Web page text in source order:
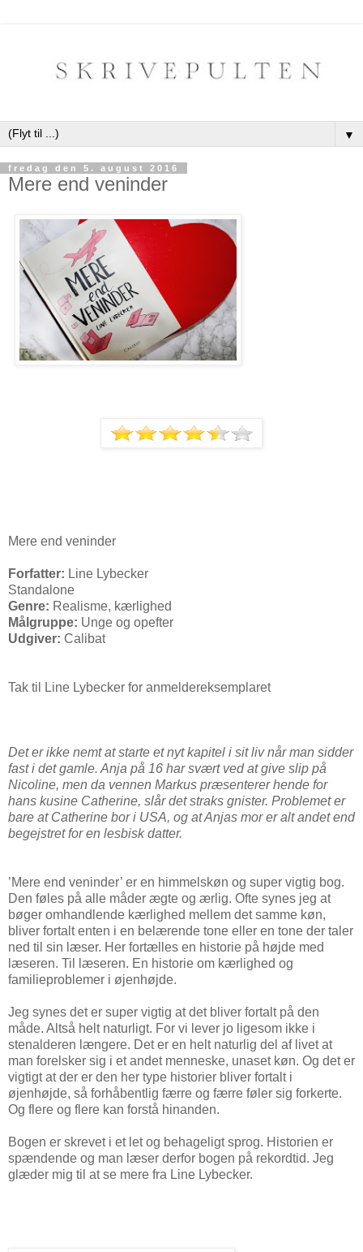
▼
fredag den 5. august 2016
Mere end veninder
Mere end veninder
Forfatter: Line Lybecker
Standalone
Genre: Realisme, kærlighed
Målgruppe: Unge og opefter
Udgiver: Calibat
Tak til Line Lybecker for anmeldereksemplaret
Det er ikke nemt at starte et nyt kapitel i sit liv når man sidder
fast i det gamle. Anja på 16 har svært ved at give slip på
Nicoline, men da vennen Markus præsenterer hende for
hans kusine Catherine, slår det straks gnister. Problemet er
bare at Catherine bor i USA, og at Anjas mor er alt andet end
begejstret for en lesbisk datter.
’Mere end veninder’ er en himmelskøn og super vigtig bog.
Den føles på alle måder ægte og ærlig. Ofte synes jeg at
bøger omhandlende kærlighed mellem det samme køn,
bliver fortalt enten i en belærende tone eller en tone der taler
ned til sin læser. Her fortælles en historie på højde med
læseren. Til læseren. En historie om kærlighed og
familieproblemer i øjenhøjde.
Jeg synes det er super vigtig at det bliver fortalt på den
måde. Altså helt naturligt. For vi lever jo ligesom ikke i
stenalderen længere. Det er en helt naturlig del af livet at
man forelsker sig i et andet menneske, unaset køn. Og det er
vigtigt at der er den her type historier bliver fortalt i
øjenhøjde, så forhåbentlig færre og færre føler sig forkerte.
Og flere og flere kan forstå hinanden.
Bogen er skrevet i et let og behageligt sprog. Historien er
spændende og man læser derfor bogen på rekordtid. Jeg
glæder mig til at se mere fra Line Lybecker.